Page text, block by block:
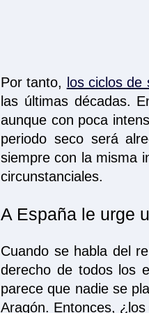
Por tanto, los ciclos
las últimas décadas.
aunque con poca
periodo seco será
siempre con la misma
circunstanciales.
A España le urge
Cuando se habla del
derecho de todos los
parece que nadie se
Aragón. Entonces,